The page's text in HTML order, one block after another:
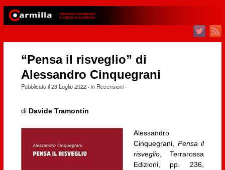
“Pensa il risveglio” di
Alessandro Cinquegrani
Pubblicato il23 Luglio 2022· in Recensioni·
di Davide Tramontin
Alessandro
Cinquegrani, Pensa il
risveglio, Terrarossa
Edizioni, pp. 236,